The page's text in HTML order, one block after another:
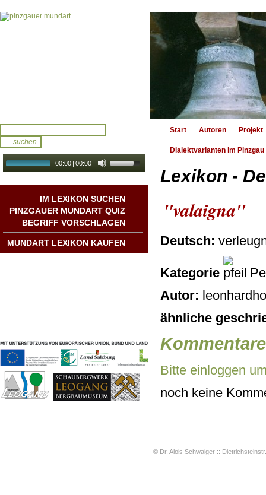
00:00 | 00:00
IM LEXIKON SUCHEN
PINZGAUER MUNDART QUIZ
BEGRIFF VORSCHLAGEN
MUNDART LEXIKON KAUFEN
Start Autoren Projekt
Dialektvarianten im Pinzgau
Lexikon -
"valaigna"
Deutsch:
Kategorie
Autor:
ähnliche
Kommentare
Bitte einloggen
noch keine
© Dr. Alois Schwaiger ::